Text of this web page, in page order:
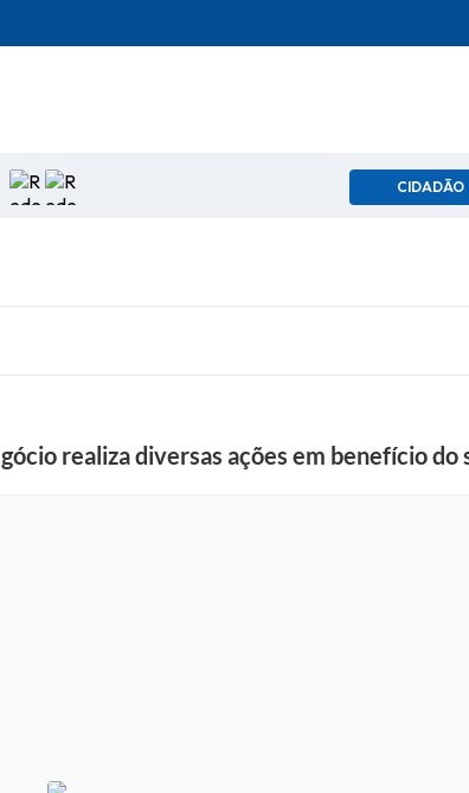
CIDADÃO
realiza diversas ações em benefício do